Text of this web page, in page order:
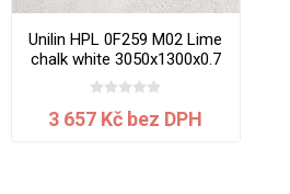
Unilin HPL 0F259 M02 Lime
chalk white 3050x1300x0.7
mm
3 657 Kč bez DPH